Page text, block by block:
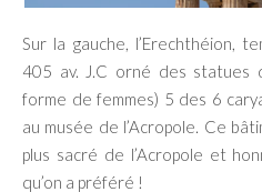
Sur la gauche, l’Erechthéion,
405 av. J.C orné des statues
forme de femmes) 5 des 6
au musée de l’Acropole. Ce
plus sacré de l’Acropole et
qu’on a préféré !